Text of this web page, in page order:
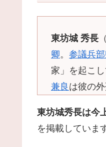
東坊城 秀長
卿。 参議兵
家」を起こ
兼良 は彼の
東坊城秀長は今
を掲載していま